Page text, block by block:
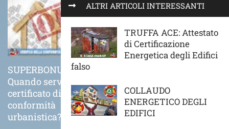
ALTRI ARTICOLI INTERESSANTI
TRUFFA ACE: Attestato
di Certificazione
Energetica degli Edifici
falso
COLLAUDO
ENERGETICO DEGLI
EDIFICI
SUPERBONUS 110%
Quando serve il
certificato di
conformità
urbanistica?
CAPPOTTO TERMICO
21 Novembre 2020